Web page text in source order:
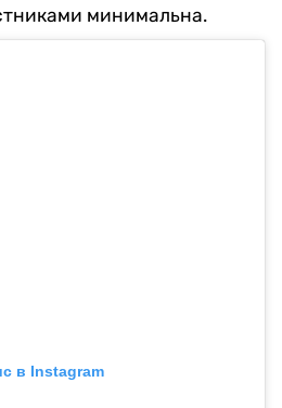
минимальна.
в Instagram